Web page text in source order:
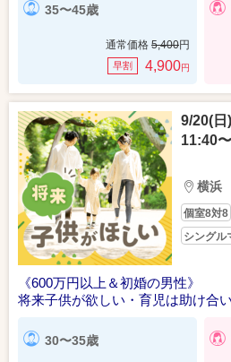
35〜45歳
通常価格 5,400円
早割 4,900円
9/20(日)
11:40
横浜
個室8対8
シングル
《600万円以上＆初婚の男性》
将来子供が欲しい・育児は助け合
30〜35歳